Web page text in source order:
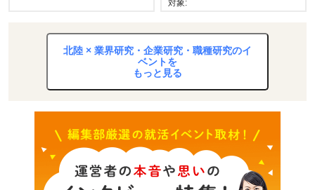
対象:
北陸 × 業界研究・企業研究・職種研究のイ
ベントを
もっと見る